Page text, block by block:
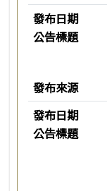
發布日期
公告標題
發布來源
發布日期
公告標題